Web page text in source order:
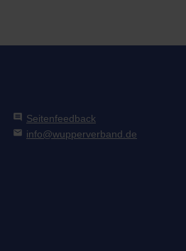
comment Seitenfeedback
mail info@wupperverband.de